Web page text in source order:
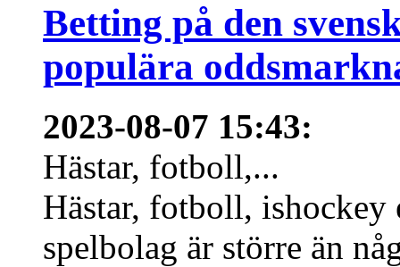
Betting på den
populära
2023-08-07 15:43:
Hästar, fotboll,...
Hästar, fotboll,
spelbolag är större än